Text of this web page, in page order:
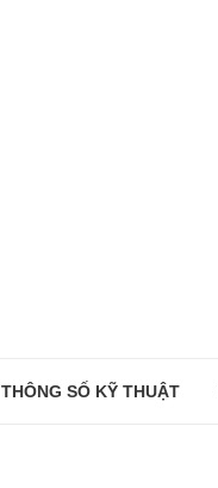
THÔNG SỐ KỸ THUẬT